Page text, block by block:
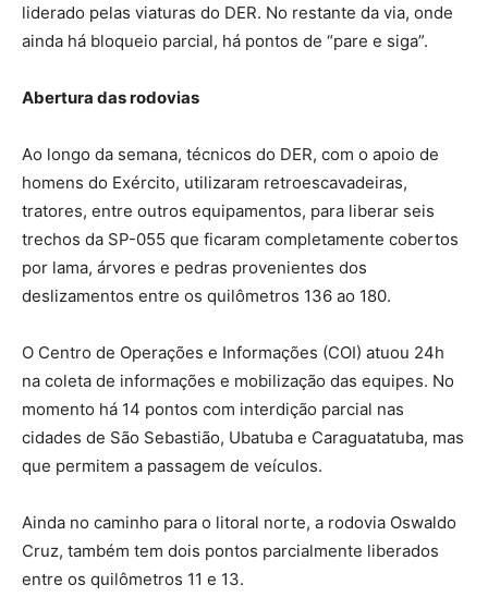
liderado pelas viaturas do DER. No restante da via, onde
ainda há bloqueio parcial, há pontos de “pare e siga”.
Abertura das rodovias
Ao longo da semana, técnicos do DER, com o apoio de
homens do Exército, utilizaram retroescavadeiras,
tratores, entre outros equipamentos, para liberar seis
trechos da SP-055 que ficaram completamente cobertos
por lama, árvores e pedras provenientes dos
deslizamentos entre os quilômetros 136 ao 180.
O Centro de Operações e Informações (COI) atuou 24h
na coleta de informações e mobilização das equipes. No
momento há 14 pontos com interdição parcial nas
cidades de São Sebastião, Ubatuba e Caraguatatuba, mas
que permitem a passagem de veículos.
Ainda no caminho para o litoral norte, a rodovia Oswaldo
Cruz, também tem dois pontos parcialmente liberados
entre os quilômetros 11 e 13.